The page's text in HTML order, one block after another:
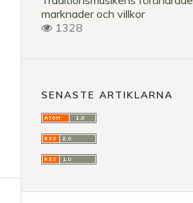
marknader och villkor
1328
SENASTE ARTIKLARNA